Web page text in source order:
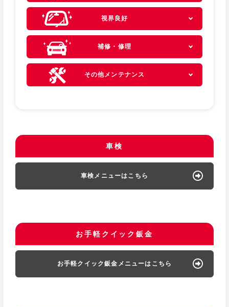
視界良好
補修・修理
その他メンテナンス
車検
車検メニューはこちら
お手軽クイック鈑金
お手軽クイック鈑金メニューはこちら